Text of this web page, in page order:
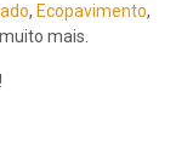
, Ecopavimento,
mais.